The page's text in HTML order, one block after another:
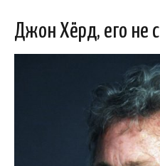
Джон Хёрд, его не